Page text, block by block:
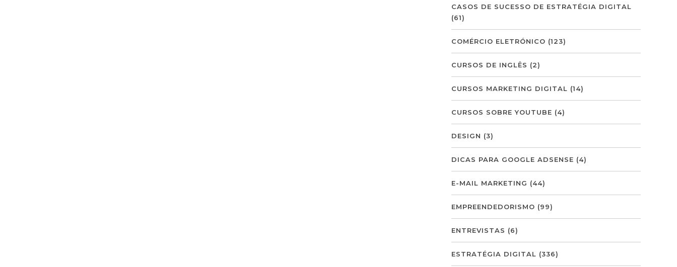
CASOS DE SUCESSO DE ESTRATÉGIA DIGITAL
(61)
COMÉRCIO ELETRÓNICO (123)
CURSOS DE INGLÊS (2)
CURSOS MARKETING DIGITAL (14)
CURSOS SOBRE YOUTUBE (4)
DESIGN (3)
DICAS PARA GOOGLE ADSENSE (4)
E-MAIL MARKETING (44)
EMPREENDEDORISMO (99)
ENTREVISTAS (6)
ESTRATÉGIA DIGITAL (336)